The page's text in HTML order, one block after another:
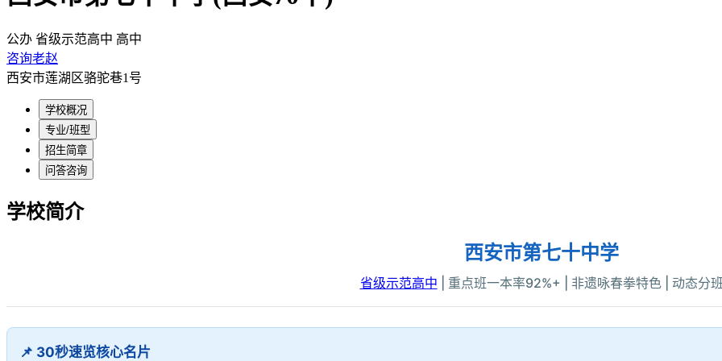
公办 省级示范高中 高中
咨询老赵
西安市莲湖区骆驼巷1号
学校概况
专业/班型
招生简章
问答咨询
学校简介
西安市第七十中学
省级示范高中 | 重点班一本率92%+ | 非遗咏春拳特色 | 动态分
📌 30秒速览核心名片